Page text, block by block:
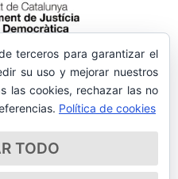
terceros para garantizar el
su uso y mejorar nuestros
las cookies, rechazar las no
Política de cookies
TODO